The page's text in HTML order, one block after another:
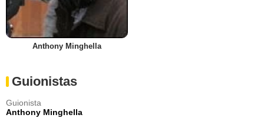
Anthony Minghella
Guionistas
Guionista
Anthony Minghella